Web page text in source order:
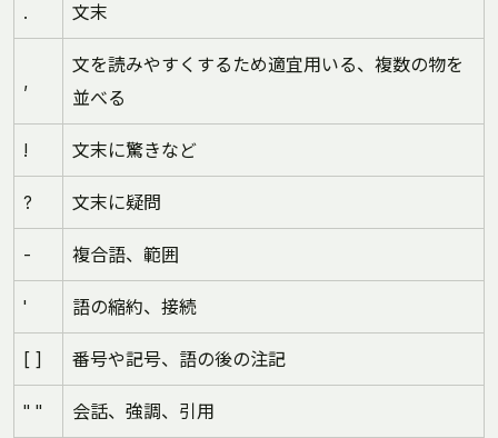
. 文末
,
文を読みやすくするため適宜用いる、複数の物を
並べる
! 文末に驚きなど
? 文末に疑問
- 複合語、範囲
' 語の縮約、接続
[ ] 番号や記号、語の後の注記
" " 会話、強調、引用